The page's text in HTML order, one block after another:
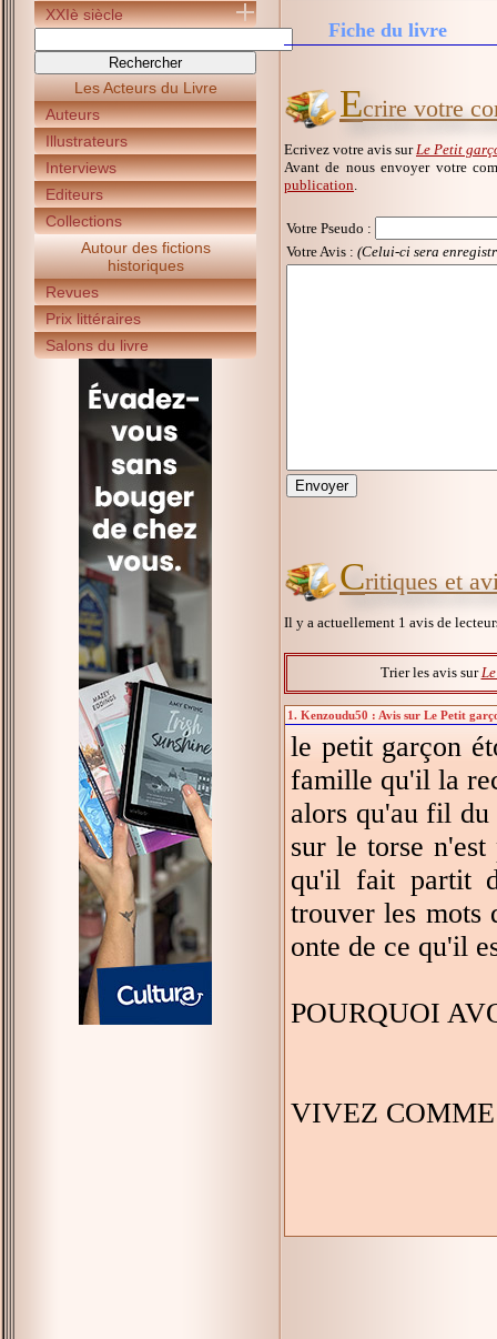
XXIè siècle
Les Acteurs du Livre
Auteurs
Illustrateurs
Interviews
Editeurs
Collections
Autour des fictions
historiques
Revues
Prix littéraires
Salons du livre
Fiche du livre
Ecrire votre
Ecrivez votre avis sur Le Petit
Avant de nous envoyer votre
publication
Votre Pseudo :
Votre Avis : (Celui-ci sera
Critiques et
Il y a actuellement 1 avis de
Trier les avis sur
1. Kenzoudu50 : Avis sur Le Petit
le petit garçon
famille qu'il la
alors qu'au fil du
sur le torse
qu'il fait partit
trouver les mots
onte de ce qu'il
POURQUOI
VIVEZ